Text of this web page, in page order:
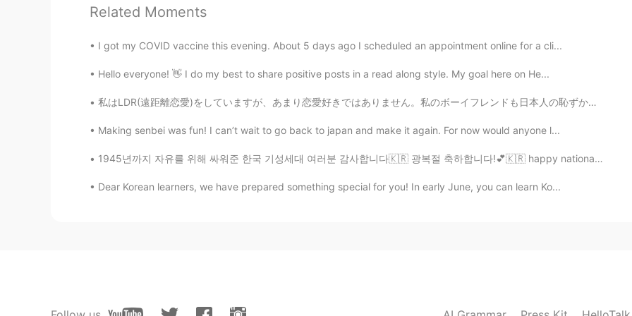
recognize difference of them. Sorry.
Amy
JP EN
リバティ！！😍みんな素敵です♡
Related Moments
I got my COVID vaccine this evening. About 5 days ago I scheduled an appointment online for a cli...
Hello everyone! 👋 I do my best to share positive posts in a read along style. My goal here on He...
私はLDR(遠距離恋愛)をしていますが、あまり恋愛好きではありません。私のボーイフレンドも日本人の恥ずかしがり屋で、めったに愛情を示さない人です。 人間関係に対してとても恥ずかしがり屋な人にど...
Making senbei was fun! I can’t wait to go back to japan and make it again. For now would anyone l...
1945년까지 자유를 위해 싸워준 한국 기성세대 여러분 감사합니다🇰🇷 광복절 축하합니다!💕🇰🇷 happy national liberation day 🇰🇷🇰🇷🇰🇷🇰🇷🇰🇷 a...
Dear Korean learners, we have prepared something special for you! In early June, you can learn Ko...